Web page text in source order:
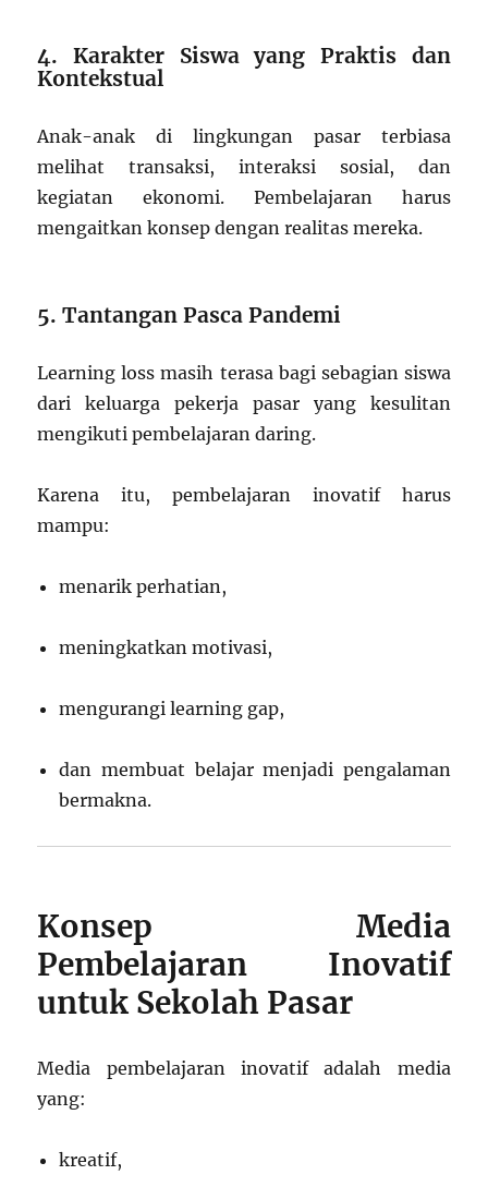
4. Karakter Siswa yang Praktis dan
Kontekstual
Anak-anak di lingkungan pasar terbiasa
melihat transaksi, interaksi sosial, dan
kegiatan ekonomi. Pembelajaran harus
mengaitkan konsep dengan realitas mereka.
5. Tantangan Pasca Pandemi
Learning loss masih terasa bagi sebagian siswa
dari keluarga pekerja pasar yang kesulitan
mengikuti pembelajaran daring.
Karena itu, pembelajaran inovatif harus
mampu:
menarik perhatian,
meningkatkan motivasi,
mengurangi learning gap,
dan membuat belajar menjadi pengalaman
bermakna.
Konsep Media
Pembelajaran Inovatif
untuk Sekolah Pasar
Media pembelajaran inovatif adalah media
yang:
kreatif,